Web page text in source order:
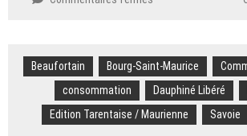
a
au
moins
un
Beaufortain Bourg-Saint-Maurice
consommation
Dauphiné Libéré
Edition Tarentaise / Maurienne
Savoie